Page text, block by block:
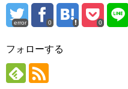
error 0 0
フォローする